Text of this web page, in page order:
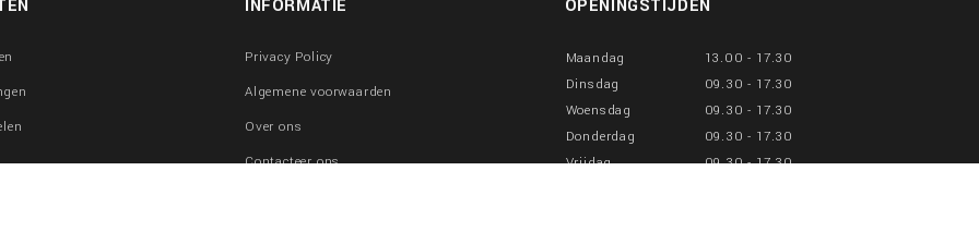
INFORMATIE
Privacy Policy
Algemene voorwaarden
Over ons
Contacteer ons
OPENINGSTIJDEN
Maandag
13.00 - 17.30
Dinsdag
09.30 - 17.30
Woensdag
09.30 - 17.30
Donderdag
09.30 - 17.30
Vrijdag
09.30 - 17.30